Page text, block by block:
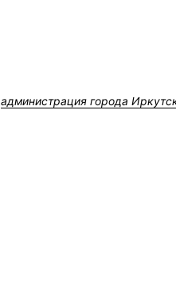
администрация города